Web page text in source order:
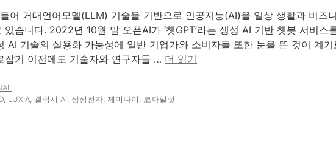
어 거대언어모델(LLM) 기술을 기반으로 인공지능(AI)을 일상 생활과 비즈
있습니다. 2022년 10월 말 오픈AI가 ‘챗GPT’라는 생성 AI 기반 챗봇 서비
AI 기술의 실용화 가능성에 일반 기업가와 소비자들 또한 눈을 뜬 것이 계
잡기 이전에도 기술자와 연구자들 … 더 읽기
LUXIA 갤럭시 AI 삼성전자 ,제미나이 코파일럿